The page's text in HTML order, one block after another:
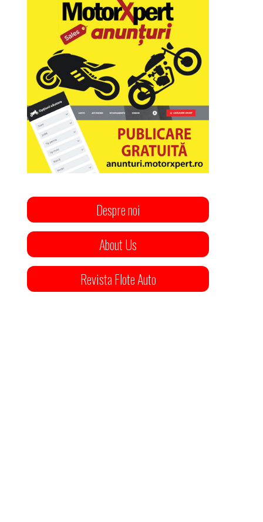
Despre noi
About Us
Revista Flote Auto